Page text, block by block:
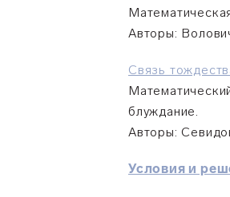
Авторы:
Связь
блуждание.
Авторы:
Условия и